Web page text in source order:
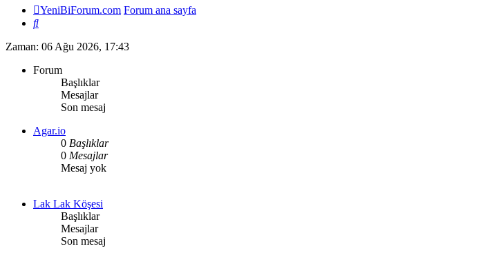
YeniBiForum.com Forum ana sayfa
Ara
Zaman: 06 Ağu 2026, 17:43
Forum
Başlıklar
Mesajlar
Son mesaj
Agar.io
0 Başlıklar
0 Mesajlar
Mesaj yok
Lak Lak Köşesi
Başlıklar
Mesajlar
Son mesaj